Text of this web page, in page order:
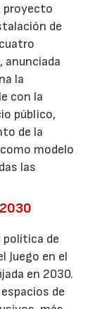
proyecto
de
la
con la
público,
de la
modelo
las
política de
Juego en el
en 2030.
de